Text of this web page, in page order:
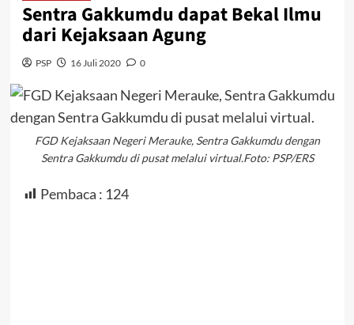
Sentra Gakkumdu dapat Bekal Ilmu
dari Kejaksaan Agung
PSP 16 Juli 2020 0
FGD Kejaksaan Negeri Merauke, Sentra Gakkumdu dengan
Sentra Gakkumdu di pusat melalui virtual.Foto: PSP/ERS
Pembaca : 124